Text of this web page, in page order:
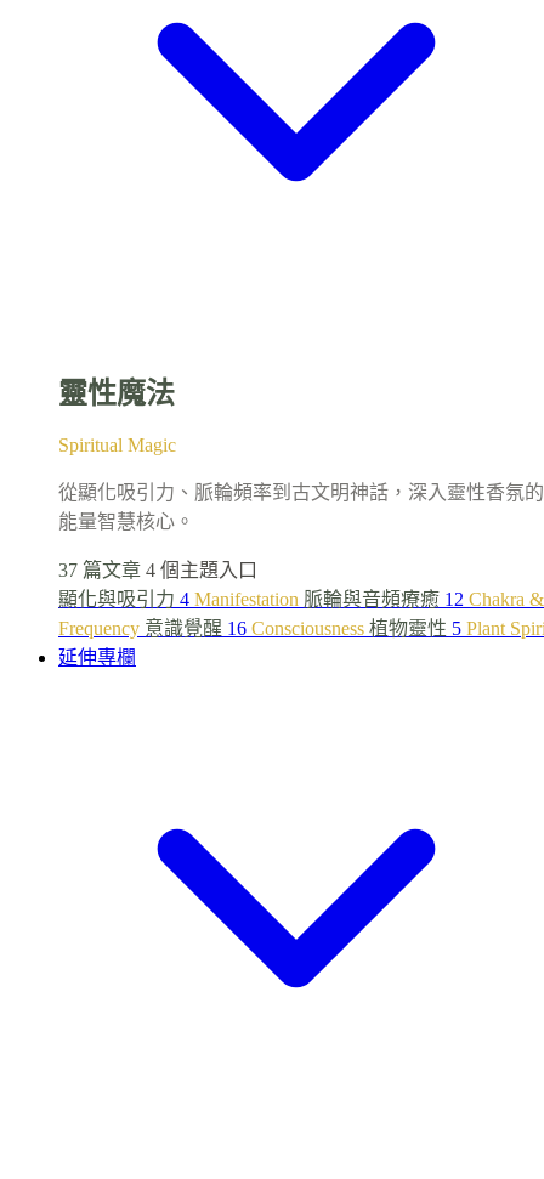
靈性魔法
Spiritual Magic
從顯化吸引力、脈輪頻率到古文明神話，深入靈性香氛的
能量智慧核心。
37 篇文章 4 個主題入口
顯化與吸引力 4 Manifestation 脈輪與音頻療癒 12 Chakra &
Frequency 意識覺醒 16 Consciousness 植物靈性 5 Plant
延伸專欄